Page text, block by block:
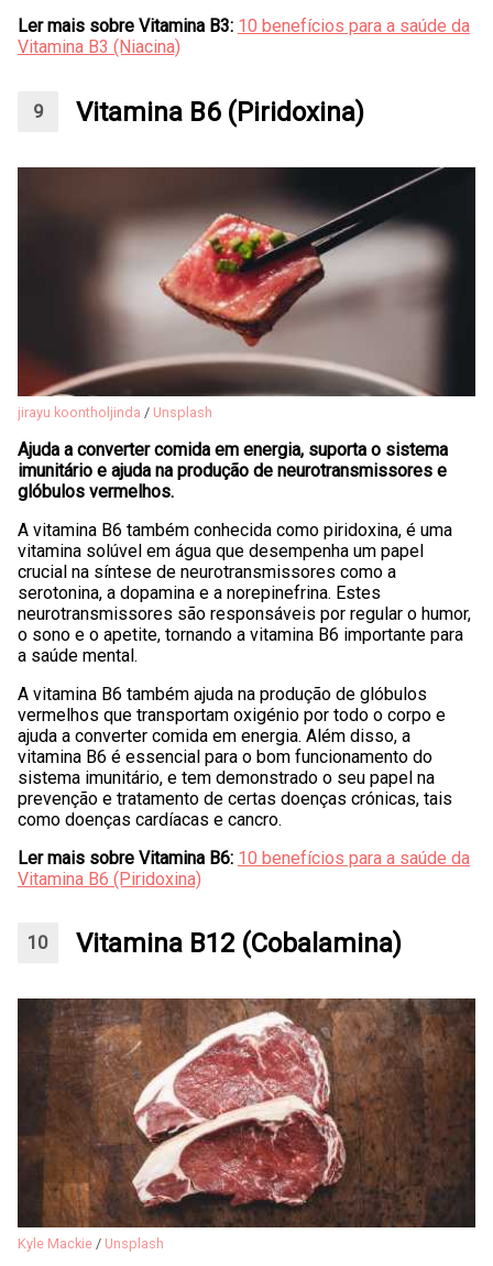
Ler mais sobre Vitamina B3: 10 benefícios para a saúde da
Vitamina B3 (Niacina)
Vitamina B6 (Piridoxina)
jirayu koontholjinda / Unsplash
Ajuda a converter comida em energia, suporta o sistema
imunitário e ajuda na produção de neurotransmissores e
glóbulos vermelhos.
A vitamina B6 também conhecida como piridoxina, é uma
vitamina solúvel em água que desempenha um papel
crucial na síntese de neurotransmissores como a
serotonina, a dopamina e a norepinefrina. Estes
neurotransmissores são responsáveis por regular o humor,
o sono e o apetite, tornando a vitamina B6 importante para
a saúde mental.
A vitamina B6 também ajuda na produção de glóbulos
vermelhos que transportam oxigénio por todo o corpo e
ajuda a converter comida em energia. Além disso, a
vitamina B6 é essencial para o bom funcionamento do
sistema imunitário, e tem demonstrado o seu papel na
prevenção e tratamento de certas doenças crónicas, tais
como doenças cardíacas e cancro.
Ler mais sobre Vitamina B6: 10 benefícios para a saúde da
Vitamina B6 (Piridoxina)
Vitamina B12 (Cobalamina)
Kyle Mackie / Unsplash